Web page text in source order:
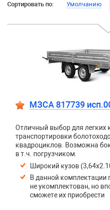
Сортировать по: Умолчанию
МЗСА 817739
Отличный выбор для легких
транспортировки
квадроциклов. Возможна
в т.ч. погрузчиком.
Широкий кузов
В данной
не укомплектован, но
сможете их приобрести